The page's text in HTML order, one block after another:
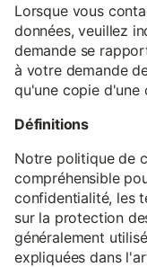
Lorsque vous
données, veuillez
demande se
à votre demande
qu'une copie d'une
Définitions
Notre politique de
compréhensible
confidentialité, les
sur la protection
généralement
expliquées dans